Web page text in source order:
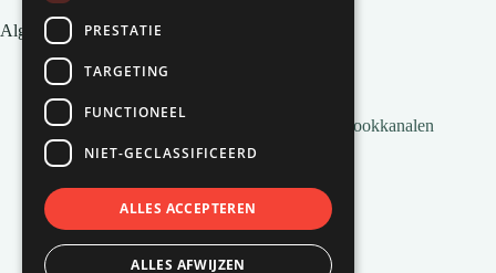
Algemene links
Pelletkachel zonder afvoer
Inbouw pelletkachels
Installatie en montage
Alles wat je moet weten over Pelletkachel Rookkanalen
Pellets bestellen
Veelgestelde vragen
Pelletkachels van Natuurvlam
Pellets voor pelletkachels
Airco’s van Natuurvlam
Het ontstaan van pelletkachels
PRESTATIE
TARGETING
FUNCTIONEEL
NIET-GECLASSIFICEERD
ALLES ACCEPTEREN
ALLES AFWIJZEN